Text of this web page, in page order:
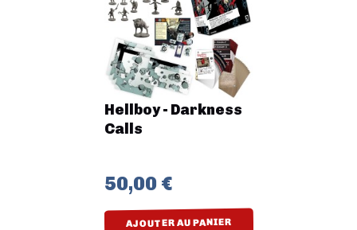
Hellboy - Darkness
Calls
50,00 €
AJOUTER AU PANIER